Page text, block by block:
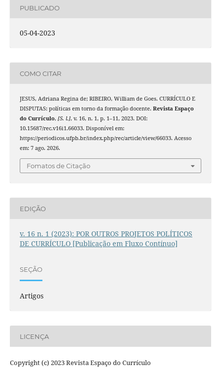
PUBLICADO
05-04-2023
COMO CITAR
JESUS, Adriana Regina de; RIBEIRO, William de Goes. CURRÍCULO E
DISPUTAS: políticas em torno da formação docente. Revista Espaço
do Currículo, [S. l.], v. 16, n. 1, p. 1–11, 2023. DOI:
10.15687/rec.v16i1.66033. Disponível em:
https://periodicos.ufpb.br/index.php/rec/article/view/66033. Acesso
em: 7 ago. 2026.
Fomatos de Citação
EDIÇÃO
v. 16 n. 1 (2023): POR OUTROS PROJETOS POLÍTICOS
DE CURRÍCULO [Publicação em Fluxo Contínuo]
SEÇÃO
Artigos
LICENÇA
Copyright (c) 2023 Revista Espaço do Currículo